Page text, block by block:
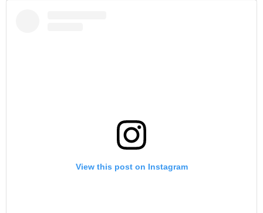
View this post on Instagram